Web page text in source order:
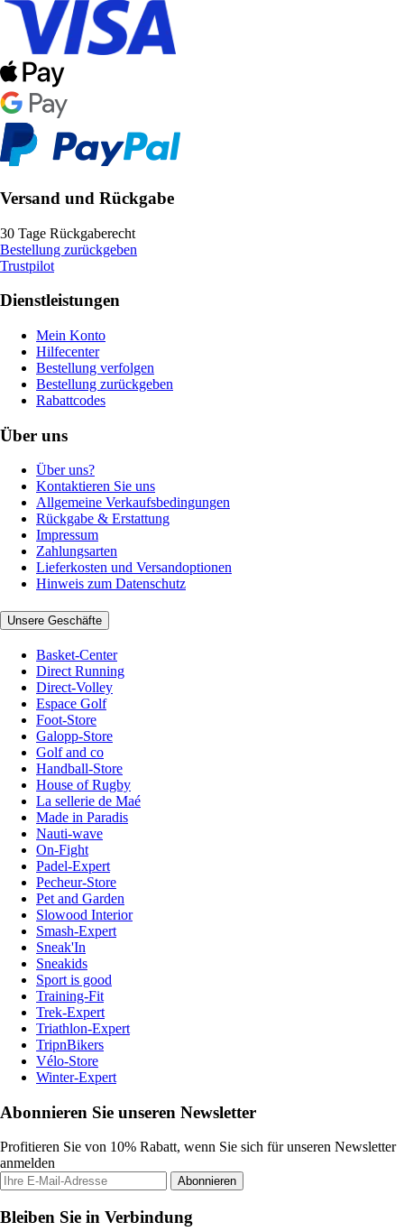
Versand und Rückgabe
30 Tage Rückgaberecht
Bestellung zurückgeben
Trustpilot
Dienstleistungen
Mein Konto
Hilfecenter
Bestellung verfolgen
Bestellung zurückgeben
Rabattcodes
Über uns
Über uns?
Kontaktieren Sie uns
Allgemeine Verkaufsbedingungen
Rückgabe & Erstattung
Impressum
Zahlungsarten
Lieferkosten und Versandoptionen
Hinweis zum Datenschutz
Unsere Geschäfte
Basket-Center
Direct Running
Direct-Volley
Espace Golf
Foot-Store
Galopp-Store
Golf and co
Handball-Store
House of Rugby
La sellerie de Maé
Made in Paradis
Nauti-wave
On-Fight
Padel-Expert
Pecheur-Store
Pet and Garden
Slowood Interior
Smash-Expert
Sneak'In
Sneakids
Sport is good
Training-Fit
Trek-Expert
Triathlon-Expert
TripnBikers
Vélo-Store
Winter-Expert
Abonnieren Sie unseren Newsletter
Profitieren Sie von 10% Rabatt, wenn Sie sich für unseren Newsletter
anmelden
Abonnieren
Bleiben Sie in Verbindung